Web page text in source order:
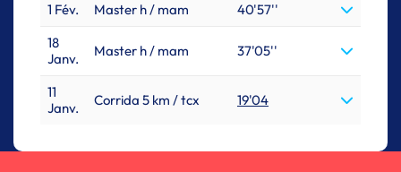
1 Fév. Master h / mam
40'57''
18
Janv.
Master h / mam 37'05''
11
Janv.
Corrida 5 km / tcx 19'04